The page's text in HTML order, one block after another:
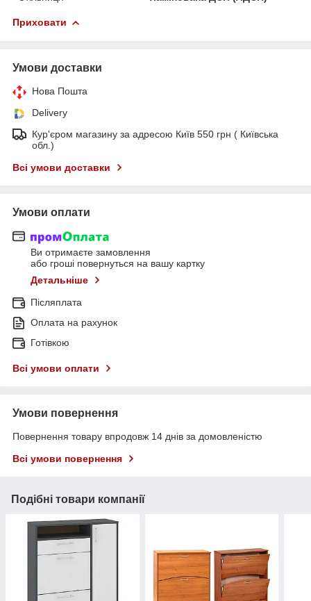
Приховати
Умови доставки
Нова Пошта
Delivery
Кур'єром магазину за адресою Київ 550 грн ( Київська
обл.)
Всі умови доставки
Умови оплати
Ви отримаєте замовлення
або гроші повернуться на вашу картку
Детальніше
Післяплата
Оплата на рахунок
Готівкою
Всі умови оплати
Умови повернення
Повернення товару впродовж 14 днів за домовленістю
Всі умови повернення
Подібні товари компанії